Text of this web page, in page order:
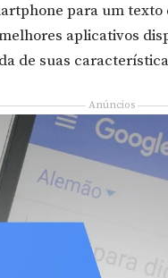
para um
aplicativos
de suas
Anúncios